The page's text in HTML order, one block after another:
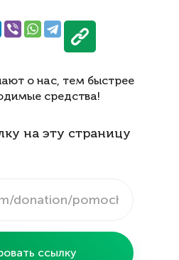
о нас, тем быстрее
средства!
на эту страницу
ссылку